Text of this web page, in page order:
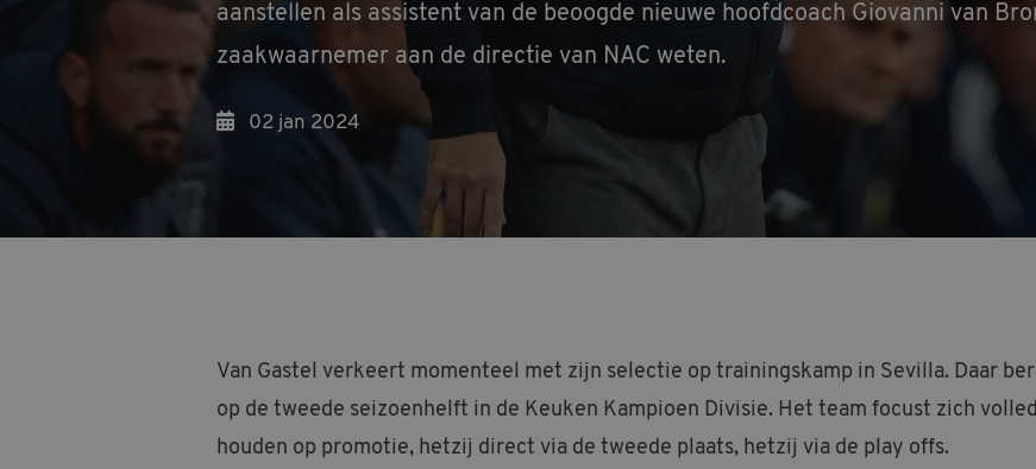
aanstellen als assistent van de beoogde nieuwe hoofdcoach Giovanni van
zaakwaarnemer aan de directie van NAC weten.
02 jan 2024
Van Gastel verkeert momenteel met zijn selectie op trainingskamp in Sevilla. Daar
op de tweede seizoenhelft in de Keuken Kampioen Divisie. Het team focust zich
houden op promotie, hetzij direct via de tweede plaats, hetzij via de play offs.